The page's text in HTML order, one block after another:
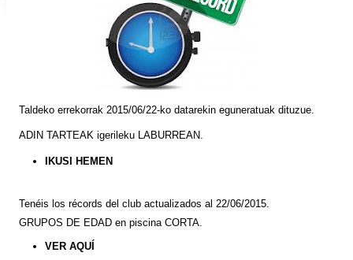
Taldeko errekorrak 2015/06/22-ko datarekin eguneratuak dituzue.
ADIN TARTEAK igerileku LABURREAN.
IKUSI HEMEN
Tenéis los récords del club actualizados al 22/06/2015.
GRUPOS DE EDAD en piscina CORTA.
VERAQUÍ